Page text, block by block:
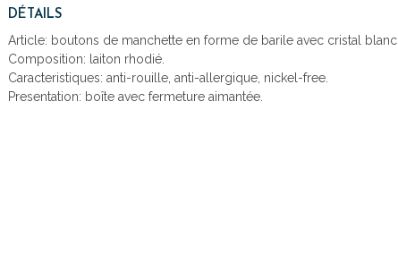
DÉTAILS
Article: boutons de manchette en forme de barile avec cristal blanc.
Composition: laiton rhodié.
Caracteristiques: anti-rouille, anti-allergique, nickel-free.
Presentation: boîte avec fermeture aimantée.